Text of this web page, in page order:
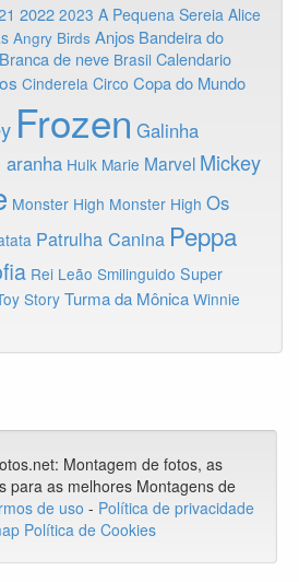
2022 2023 A Pequena Sereia Alice
Angry Birds Anjos Bandeira do
Branca de neve Brasil Calendario
Cinderela Circo Copa do Mundo
Frozen Galinha
aranha Hulk Marie Marvel Mickey
Monster High Monster High Os
Patrulha Canina Peppa
Rei Leão Smilinguido Super
Story Turma da Mônica Winnie
Montagem de fotos, as
para as melhores Montagens de
de uso - Política de privacidade
Política de Cookies